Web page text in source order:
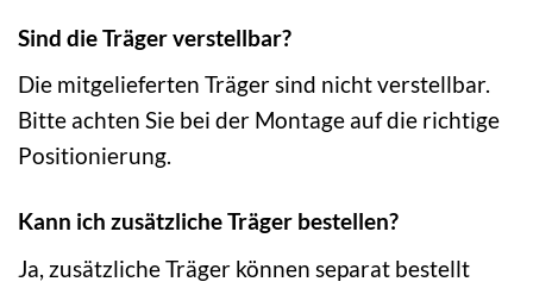
Sind die Träger verstellbar?
Die mitgelieferten Träger sind nicht verstellbar.
Bitte achten Sie bei der Montage auf die richtige
Positionierung.
Kann ich zusätzliche Träger bestellen?
Ja, zusätzliche Träger können separat bestellt